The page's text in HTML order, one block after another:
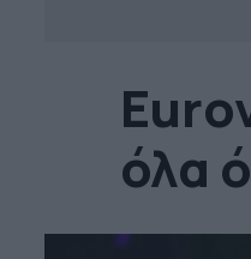
όλα